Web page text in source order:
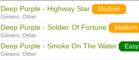
Deep Purple - Highway Star Medium
Género: Other
Deep Purple - Soldier Of Fortune Medium
Género: Other
Deep Purple - Smoke On The Water Easy
Género: Other